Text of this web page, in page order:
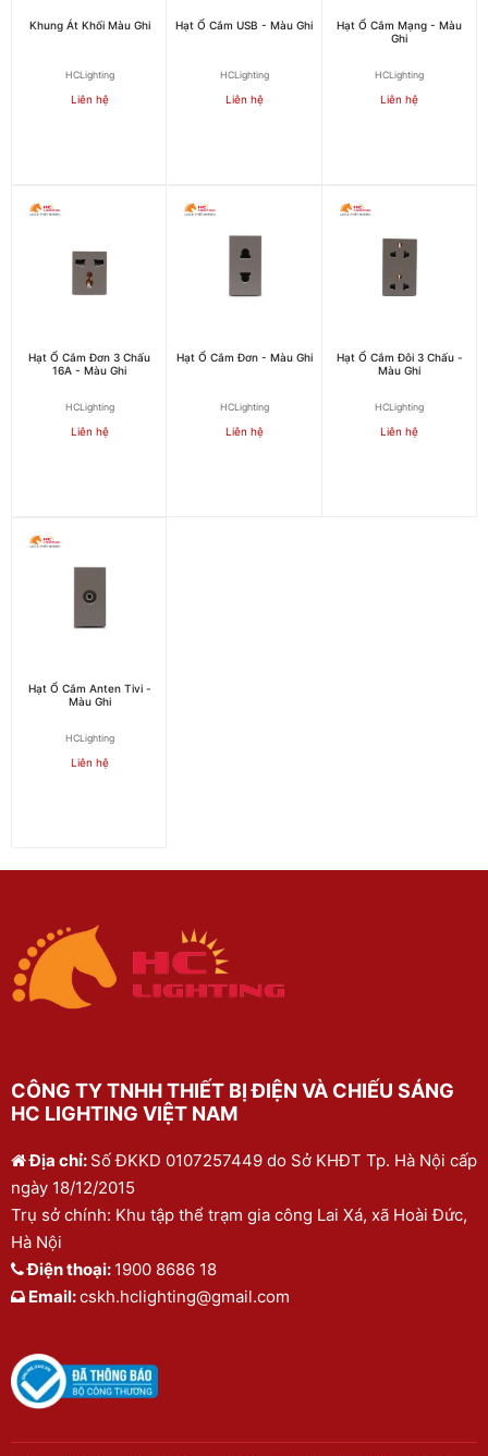
Khung Át Khối Màu Ghi
HCLighting
Liên hệ
Hạt Ổ Cắm USB - Màu Ghi
HCLighting
Liên hệ
Hạt Ổ Cắm Mạng - Màu
Ghi
HCLighting
Liên hệ
Hạt Ổ Cắm Đơn 3 Chấu
16A - Màu Ghi
HCLighting
Liên hệ
Hạt Ổ Cắm Đơn - Màu Ghi
HCLighting
Liên hệ
Hạt Ổ Cắm Đôi 3 Chấu -
Màu Ghi
HCLighting
Liên hệ
Hạt Ổ Cắm Anten Tivi -
Màu Ghi
HCLighting
Liên hệ
CÔNG TY TNHH THIẾT BỊ ĐIỆN VÀ CHIẾU SÁNG
HC LIGHTING VIỆT NAM
Địa chỉ: Số ĐKKD 0107257449 do Sở KHĐT Tp. Hà Nội cấp
ngày 18/12/2015
Trụ sở chính: Khu tập thể trạm gia công Lai Xá, xã Hoài Đức,
Hà Nội
Điện thoại: 1900 8686 18
Email:cskh.hclighting@gmail.com